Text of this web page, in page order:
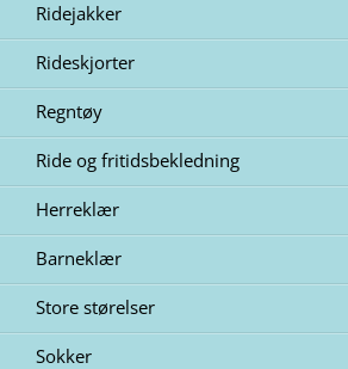
Ridejakker
Rideskjorter
Regntøy
Ride og fritidsbekledning
Herreklær
Barneklær
Store størelser
Sokker